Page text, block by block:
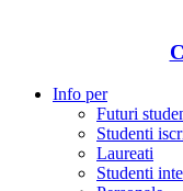
Info per
Futuri
Studenti
Laureati
Studenti